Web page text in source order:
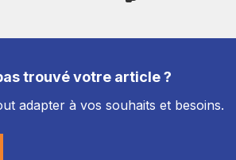
trouvé votre article ?
adapter à vos souhaits et besoins.